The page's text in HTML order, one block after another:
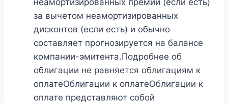
за вычетом неамортизированных
дисконтов (если есть) и обычно
составляет прогнозируется на балансе
компании-эмитента.Подробнее об
облигации не равняется облигациям к
оплатеОблигации к оплатеОблигации к
оплате представляют собой